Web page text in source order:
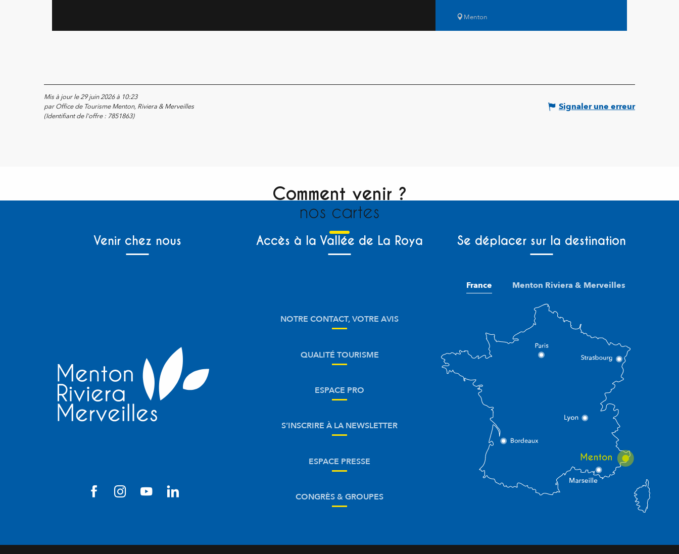
Menton
Mis à jour le 29 juin 2026 à 10:23
par Office de Tourisme Menton, Riviera & Merveilles
(Identifiant de l'offre : 7851863)
Signaler une erreur
Comment venir ?
nos cartes
Venir chez nous Accès à la Vallée de La Roya Se déplacer sur la destination
NOTRE CONTACT, VOTRE AVIS
QUALITÉ TOURISME
ESPACE PRO
S’INSCRIRE À LA NEWSLETTER
ESPACE PRESSE
CONGRÈS & GROUPES
France Menton Riviera & Merveilles